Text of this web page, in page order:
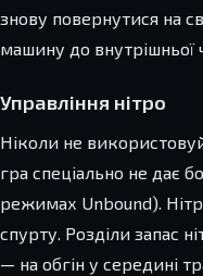
знову повернутися на
машину до внутрішньої
Управління нітро
Ніколи не
гра спеціально не дає
режимах Unbound).
спурту. Розділи запас
— на обгін у середині